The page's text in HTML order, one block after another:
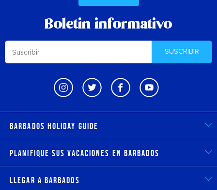
Boletin informativo
SUSCRIBIR
Barbados Holiday Guide
Planifique sus vacaciones en Barbados
Llegar a Barbados